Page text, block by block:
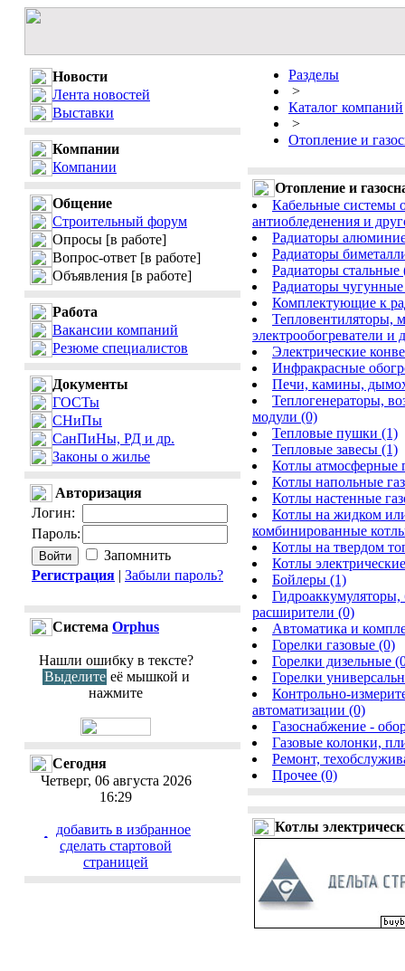
Новости
Лента новостей
Выставки
Компании
Компании
Общение
Строительный форум
Опросы [в работе]
Вопрос-ответ [в работе]
Объявления [в работе]
Работа
Вакансии компаний
Резюме специалистов
Документы
ГОСТы
СНиПы
СанПиНы, РД и др.
Законы о жилье
Авторизация
Логин:
Пароль:
Запомнить
Регистрация | Забыли пароль?
Cистема Orphus
Нашли ошибку в тексте?
Выделите её мышкой и
нажмите
Сегодня
Четверг, 06 августа 2026
16:29
добавить в избранное
cделать стартовой
страницей
Разделы
>
Каталог компаний
>
Отопление и
Отопление и
Кабельные системы
антиобледенения и
Радиаторы
Радиаторы
Радиаторы стальные
Радиаторы
Комплектующие к
Тепловентиляторы,
электрообогреватели и
Электрические
Инфракрасные
Печи, камины,
Теплогенераторы,
модули (0)
Тепловые пушки (1)
Тепловые завесы (1)
Котлы атмосферные
Котлы напольные
Котлы настенные
Котлы на жидком
комбинированные
Котлы на твердом
Котлы
Бойлеры (1)
расширители (0)
Автоматика и
Горелки газовые (0)
Горелки дизельные
Горелки
Контрольно-
автоматизации (0)
Газоснабжение -
Газовые колонки,
Ремонт,
Прочее (0)
Котлы